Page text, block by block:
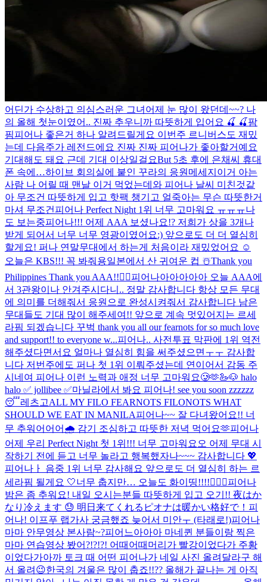
어딘가 수상하고 의심스러운 그녀 어제 눈 많이 왔던데~~? 나
의 올해 첫눈이였어.. 진짜 추우니까 따뜻하게 입어요 🍒 🍒 팜
핌피어나 좋은거 하나 알려드릴게요 이번주 르니버스도 재밌
는데 다음주가 레전드에요 진짜 진짜 피어나가 좋아할거예요
기대해도 돼요 근데 기대 이상일걸요But 5초 후에 은채씨 휴대
폰 속에…하이브 회의실에 붙인 꾸라의 응원메세지 이거 아는
사람 나 어릴 때 맨날 이거 먹었는데 와 피어나 날씨 미친것같
아 무조건 따뜻하게 입고 핫팩 챙기고 얼죽아는 무슨 따뜻한거
마셔 무조건 피어나 Perfect Night 1위 너무 고마워요 ㅠㅠㅠ나
도 보는중피어나!!! 어제 AAA 보셨나요!? 저희가 상을 3개나
받게 되어서 너무 너무 영광이였어요:) 앞으로도 더 더 열심히
할게요! 퍼나 연말무대에서 하는게 처음이라 재밌었어요 ☺️
오늘은 KBS!!! 꼭 봐줘용일본에서 산 귀여운 컵 ☃️Thank you
Philippines Thank you AAA!!❤️‍🔥피어나아아아아아 오늘 AAA에
서 3관왕이나 안겨주시다니.. 정말 감사합니다 항상 모든 무대
에 의미를 더해줘서 응원으로 완성시켜줘서 감사합니다 남은
무대들도 기대 많이 해주세여!! 앞으로 계속 멋있어지는 르세
라핌 되겠습니다 꾸벅 thank you all our fearnots for so much love
and support!! to everyone w...피어나.. 사전투표 막판에 1위 역전
해주셨다면서요 얼마나 열심히 힘을 써주셨으면ㅜㅜ 감사합
니다 저번주에도 퍼나 첫 1위 이뤄주셨는데 연이어서 감동 주
시네여 피어나 이런 노력과 애정 너무 고마워요🥲🫶🦢🐶 halo
halo ✅ jollibee ✅마닐라에서 봐요 피어나! see you soon zzzzzz
😴레츠고ALL MY FILO FEARNOTS FILONOTS WHAT
SHOULD WE EAT IN MANILA피어나~~ 잘 다녀왔어요!! 너
무 추워어어어🌧️ 감기 조심하고 따뜻한 저녁 먹어요🫶피어나
어제 우리 Perfect Night 첫 1위!!! 너무 고마워요오 어제 무대 시
작하기 전에 듣고 너무 놀라고 행복했자나~~~ 감사합니다 💖​
피어나ㅏ 음중 1위 너무 감사해요 앞으로도 더 열심히 하는 르
세라핌 될게요 🤍너무 춥지만… 오늘도 화이띵!!!!❤️‍🔥💪피어나
밤은 좀 추워요! 내일 오시는분들 따뜻하게 입고 오기!! 夜はか
なり冷えます 😓 明日来てくれるピオナは暖かい格好で！ 피
어나! 이프푸 랩가사 궁금했죠 늦어서 미안ㅜ (타래로!)피어나
마마 안무영상 본사람~?피어느아아아 마네퀸 분들이랑 찍은
마마 연습영상 봤어?!?!?! 어때어때 머리가 빨강이었다가 주황
이었다가아까 토크 때 어떤 피어나가 네일 사진 올려달라구 해
서 올려😉한국의 겨울은 많이 춥죠!!?? 올해가 끝나는 게 아직